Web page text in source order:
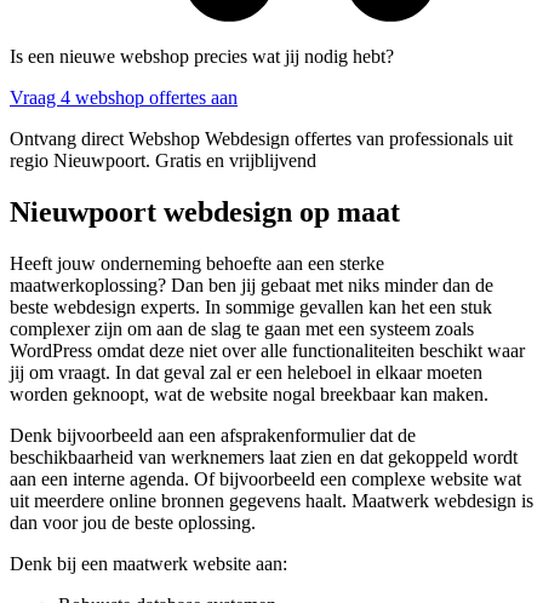
Is een nieuwe webshop precies wat jij nodig hebt?
Vraag 4 webshop offertes aan
Ontvang direct Webshop Webdesign offertes van professionals uit
regio Nieuwpoort. Gratis en vrijblijvend
Nieuwpoort webdesign op maat
Heeft jouw onderneming behoefte aan een sterke
maatwerkoplossing? Dan ben jij gebaat met niks minder dan de
beste webdesign experts. In sommige gevallen kan het een stuk
complexer zijn om aan de slag te gaan met een systeem zoals
WordPress omdat deze niet over alle functionaliteiten beschikt waar
jij om vraagt. In dat geval zal er een heleboel in elkaar moeten
worden geknoopt, wat de website nogal breekbaar kan maken.
Denk bijvoorbeeld aan een afsprakenformulier dat de
beschikbaarheid van werknemers laat zien en dat gekoppeld wordt
aan een interne agenda. Of bijvoorbeeld een complexe website wat
uit meerdere online bronnen gegevens haalt. Maatwerk webdesign is
dan voor jou de beste oplossing.
Denk bij een maatwerk website aan: